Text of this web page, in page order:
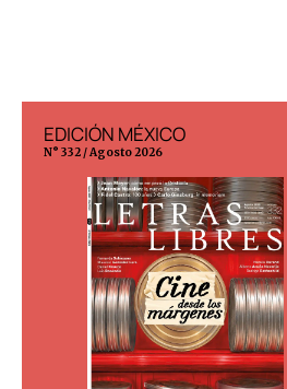
EDICIÓN MÉXICO
N° 332 / Agosto 2026